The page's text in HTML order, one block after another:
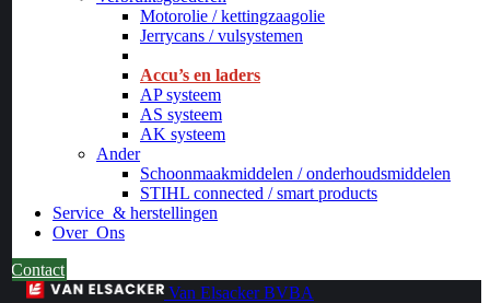
Motorolie / kettingzaagolie
Jerrycans / vulsystemen
Accu’s en laders
AP systeem
AS systeem
AK systeem
Ander
Schoonmaakmiddelen / onderhoudsmiddelen
STIHL connected / smart products
Service & herstellingen
Over Ons
Contact
Van Elsacker BVBA